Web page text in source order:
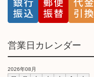
営業日カレンダー
2026年08月